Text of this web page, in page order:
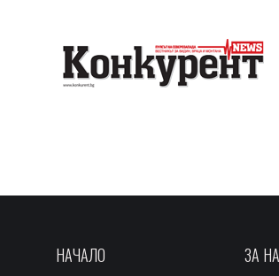
НАЧАЛО ЗА